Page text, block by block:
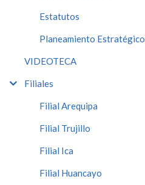
Estatutos
Planeamiento Estratégico
VIDEOTECA
Filiales
Filial Arequipa
Filial Trujillo
Filial Ica
Filial Huancayo